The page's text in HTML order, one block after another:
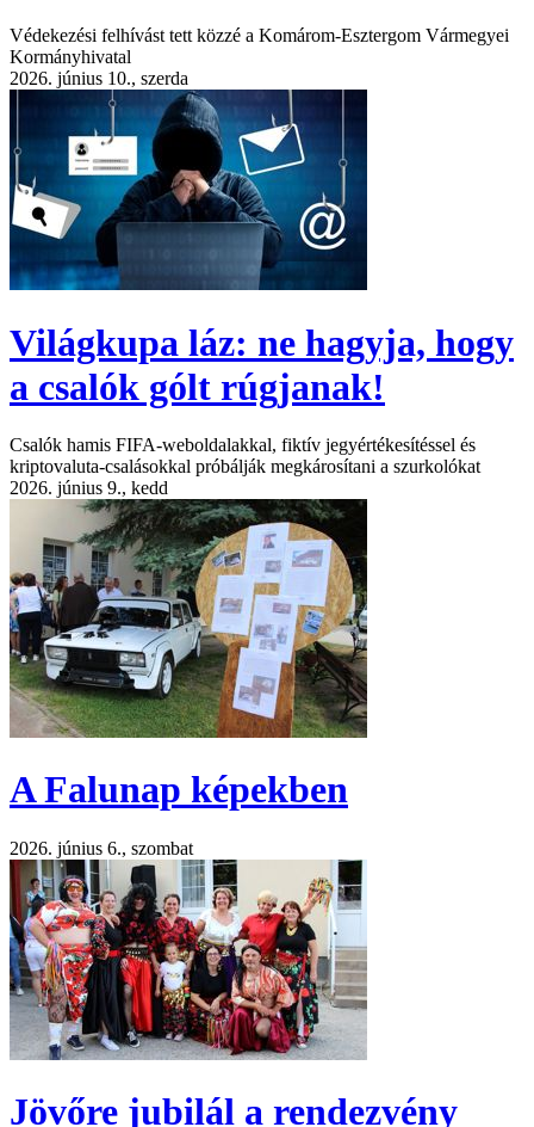
Védekezési felhívást tett közzé a Komárom-Esztergom Vármegyei
Kormányhivatal
2026. június 10., szerda
Világkupa láz: ne hagyja, hogy
a csalók gólt rúgjanak!
Csalók hamis FIFA-weboldalakkal, fiktív jegyértékesítéssel és
kriptovaluta-csalásokkal próbálják megkárosítani a szurkolókat
2026. június 9., kedd
A Falunap képekben
2026. június 6., szombat
Jövőre jubilál a rendezvény